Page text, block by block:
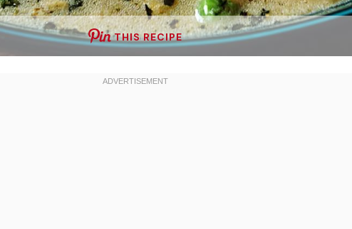
THIS RECIPE